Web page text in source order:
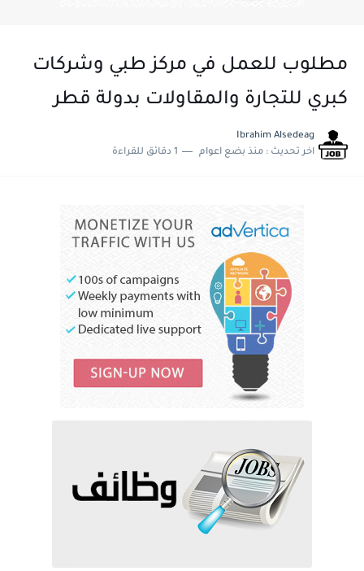
مطلوب للعمل في مركز طبي وشركات
كبري للتجارة والمقاولات بدولة قطر
Ibrahim Alsedeag
اخر تحديث : منذ بضع اعوام 1 دقائق للقراءة